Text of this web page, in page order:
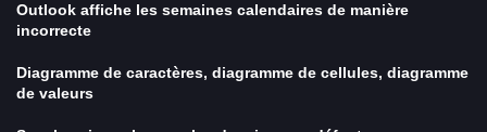
Outlook affiche les semaines calendaires de manière
incorrecte
Diagramme de caractères, diagramme de cellules, diagramme
de valeurs